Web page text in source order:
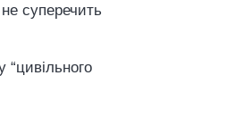
суперечить
“цивільного